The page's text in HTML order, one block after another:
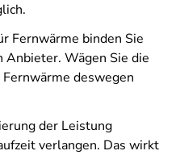
Fernwärme binden Sie
Anbieter. Wägen Sie die
deswegen
der Leistung
verlangen. Das wirkt